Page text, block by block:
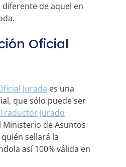
de aquel en
Oficial
Jurada es una
que sólo puede ser
Traductor Jurado
de Asuntos
sellará la
así 100% válida en